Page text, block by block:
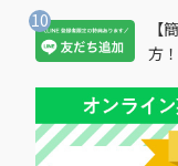
【
方